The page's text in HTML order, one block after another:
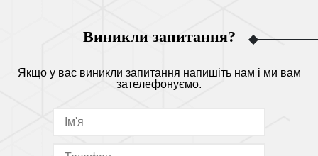
Виникли запитання?
Якщо у вас виникли запитання напишіть нам і ми вам
зателефонуємо.